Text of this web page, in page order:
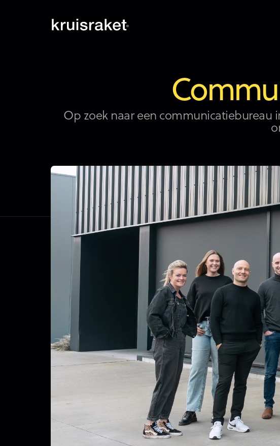
Op zoek naar een communicatiebureau